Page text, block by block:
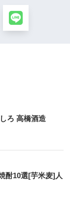
ろ 高橋酒造
酎10選[芋米麦]人